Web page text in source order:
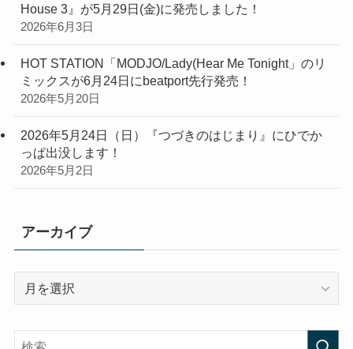
House 3』が5月29日(金)に発売しました！
2026年6月3日
HOT STATION「MODJO/Lady(Hear Me Tonight」のリ
ミックスが6月24日にbeatport先行発売！
2026年5月20日
2026年5月24日（日）『つづきのはじまり』にひでか
っぱ出没します！
2026年5月2日
アーカイブ
イ